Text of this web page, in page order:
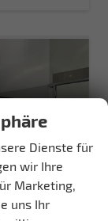
Dienste für
wir Ihre
Marketing,
uns Ihr